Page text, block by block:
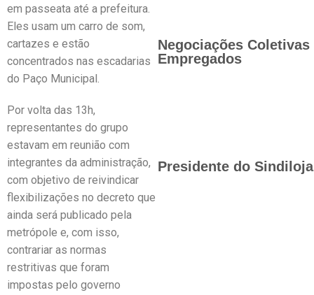
em passeata até a prefeitura.
Eles usam um carro de som,
cartazes e estão
concentrados nas escadarias
do Paço Municipal.
Por volta das 13h,
representantes do grupo
estavam em reunião com
integrantes da administração,
com objetivo de reivindicar
flexibilizações no decreto que
ainda será publicado pela
metrópole e, com isso,
contrariar as normas
restritivas que foram
impostas pelo governo
Negociações
Empregados
Presidente do